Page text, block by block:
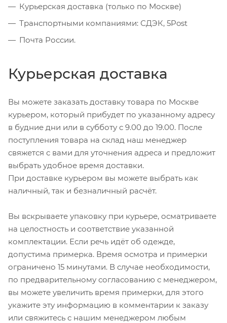
Курьерская доставка (только по Москве)
Транспортными компаниями: СДЭК, 5Post
Почта России.
Курьерская доставка
Вы можете заказать доставку товара по Москве
курьером, который прибудет по указанному адресу
в будние дни или в субботу с 9.00 до 19.00. После
поступления товара на склад наш менеджер
свяжется с вами для уточнения адреса и предложит
выбрать удобное время доставки.
При доставке курьером вы можете выбрать как
наличный, так и безналичный расчёт.
Вы вскрываете упаковку при курьере, осматриваете
на целостность и соответствие указанной
комплектации. Если речь идёт об одежде,
допустима примерка. Время осмотра и примерки
ограничено 15 минутами. В случае необходимости,
по предварительному согласованию с менеджером,
вы можете увеличить время примерки, для этого
укажите эту информацию в комментарии к заказу
или свяжитесь с нашим менеджером любым